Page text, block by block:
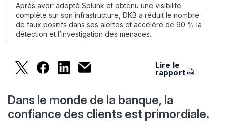
Après avoir adopté Splunk et obtenu une visibilité
complète sur son infrastructure, DKB a réduit le nombre
de faux positifs dans ses alertes et accéléré de 90 % la
détection et l’investigation des menaces.
DKB honore la confiance de ses clients et traite
DKB honore la confiance de ses clients et
DKB honore la confiance de ses
DKB honore la confiance de ses
Lire le
rapport
Dans le monde de la banque, la
confiance des clients est primordiale.